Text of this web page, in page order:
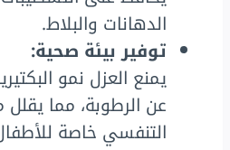
الدهانات والبلاط.
توفير بيئة صحية:
يمنع العزل نمو
عن الرطوبة، مما
التنفسي خاصة